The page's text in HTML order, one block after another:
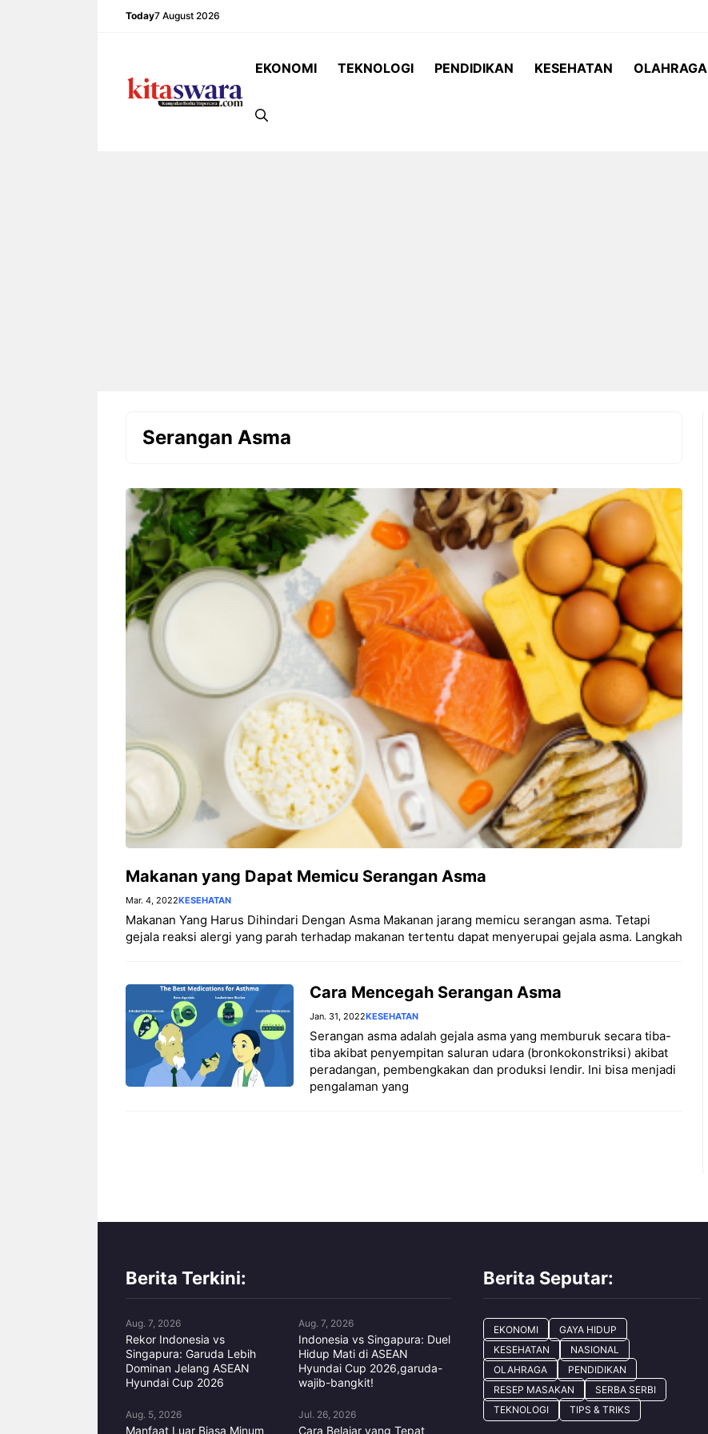
Today7 August 2026
EKONOMI TEKNOLOGI PENDIDIKAN KESEHATAN OLAHRAGA
Serangan Asma
Makanan yang Dapat Memicu Serangan Asma
Mar. 4, 2022KESEHATAN
Makanan Yang Harus Dihindari Dengan Asma Makanan jarang memicu serangan asma. Tetapi
gejala reaksi alergi yang parah terhadap makanan tertentu dapat menyerupai gejala asma. Langkah
Cara Mencegah Serangan Asma
Jan. 31, 2022KESEHATAN
Serangan asma adalah gejala asma yang memburuk secara tiba-
tiba akibat penyempitan saluran udara (bronkokonstriksi) akibat
peradangan, pembengkakan dan produksi lendir. Ini bisa menjadi
pengalaman yang
unik. Mereka memiliki minat,
kemampuan, karakter, kecepatan
belajar, dan cara memahami
sesuatu yang berbeda-beda.
Cara Belajar yang Tepat
Anak Tumbuh Sesuai
Singapura: Garuda Lebih Unggul,
tetapi The Lions Tak Pernah
Mudah Dikalahkan JAKARTA –
Pertandingan Indonesia vs ...
Rekor Indonesia vs
Singapura: Garuda Lebih
Dominan Jelang ASEAN
Hyundai Cup 2026
Singapura pada matchday terakhir
Grup A ASEAN Hyundai Cup
2026 dipastikan menjadi
pertandingan yang paling ...
Indonesia vs Singapura:
Duel Hidup Mati di ASEAN
Hyundai Cup 2026,garuda-
wajib-bangkit!
Berita Terkini:
Aug. 7, 2026
Rekor Indonesia vs
Singapura: Garuda Lebih
Dominan Jelang ASEAN
Hyundai Cup 2026
Aug. 7, 2026
Indonesia vs Singapura: Duel
Hidup Mati di ASEAN
Hyundai Cup 2026,garuda-
wajib-bangkit!
Aug. 5, 2026
Manfaat Luar Biasa Minum
Jul. 26, 2026
Cara Belajar yang Tepat
Berita Seputar:
EKONOMI
GAYA HIDUP
KESEHATAN
NASIONAL
OLAHRAGA
PENDIDIKAN
RESEP MASAKAN
SERBA SERBI
TEKNOLOGI
TIPS & TRIKS